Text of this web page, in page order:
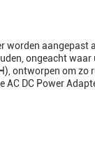
aangepast
ongeacht waar
ontworpen om
DC Power